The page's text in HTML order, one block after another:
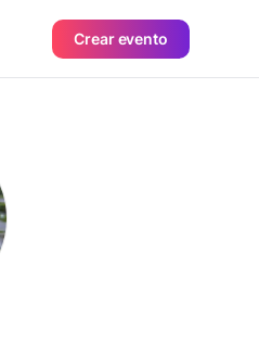
Crear evento